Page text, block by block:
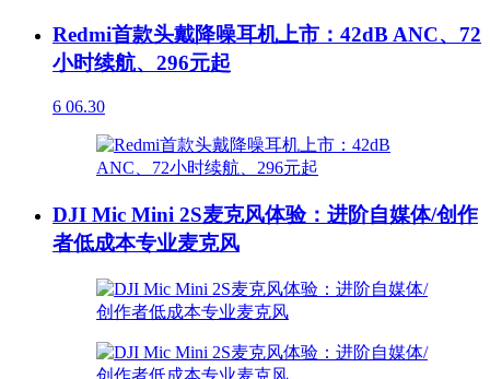
Redmi首款头戴降噪耳机上市：42dB ANC、72
小时续航、296元起
6 06.30
DJI Mic Mini 2S麦克风体验：进阶自媒体/创作
者低成本专业麦克风